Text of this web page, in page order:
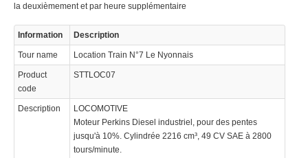
la deuxièmement et par heure supplémentaire
Information Description
Tour name Location Train N°7 Le Nyonnais
Product
code
STTLOC07
Description
LOCOMOTIVE
Moteur Perkins Diesel industriel, pour des pentes
jusqu'à 10%. Cylindrée 2216 cm³, 49 CV SAE à 2800
tours/minute.